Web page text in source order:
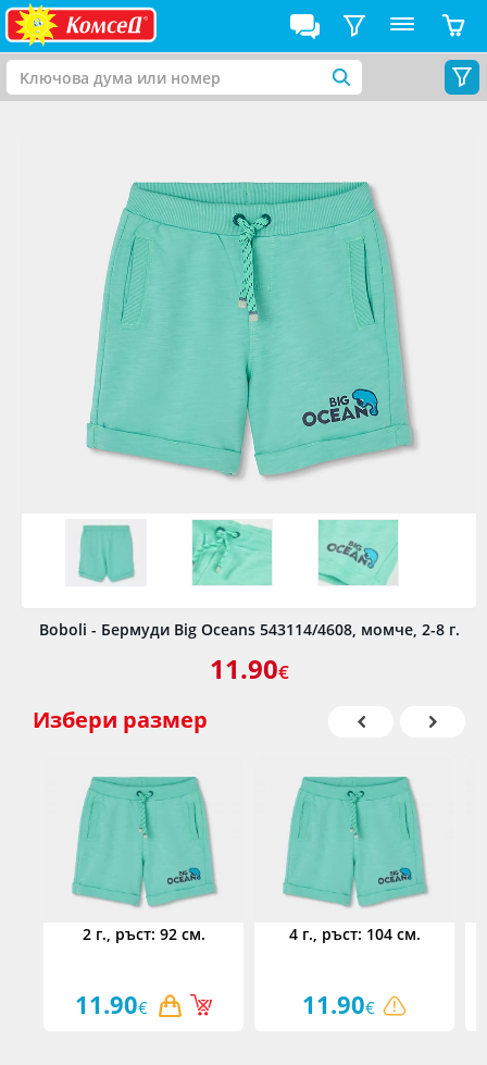
Boboli - Бермуди Big Oceans 543114/4608, момче, 2-8 г.
11.90€
Избери размер
2 г., ръст: 92 см.
11.90€
4 г., ръст: 104 см.
11.90€